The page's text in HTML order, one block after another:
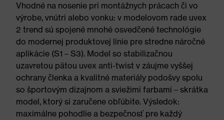
Vhodné na nosenie pri montážnych prácach či vo
výrobe, vnútri alebo vonku: v modelovom rade uvex
2 trend sú spojené mnohé osvedčené technológie
do modernej produktovej línie pre stredne náročné
aplikácie (S1 – S3). Model so stabilizačnou
uzavretou pätou uvex anti-twist v záujme vyššej
ochrany členka a kvalitné materiály podošvy spolu
so športovým dizajnom a sviežimi farbami – skrátka
model, ktorý si zaručene obľúbite. Výsledok:
maximálne pohodlie a bezpečnosť pre každý